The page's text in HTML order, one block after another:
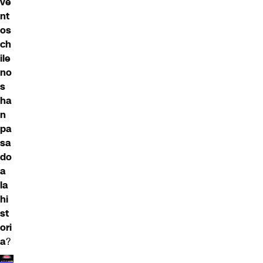
nt
os
ch
ile
no
s
ha
n
pa
sa
do
a
la
hi
st
ori
a?